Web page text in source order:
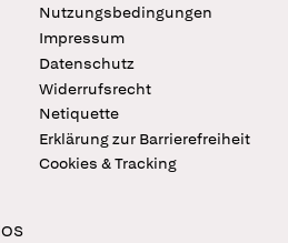
Nutzungsbedingungen
Impressum
Datenschutz
Widerrufsrecht
Netiquette
Erklärung zur Barrierefreiheit
Cookies & Tracking